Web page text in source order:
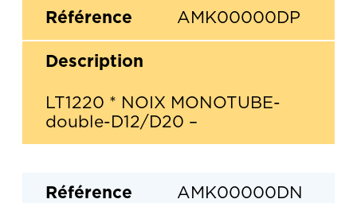
AMK00000DP
LT1220 * NOIX MONOTUBE-
double-D12/D20 –
AMK00000DN